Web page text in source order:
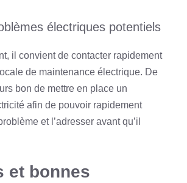
électriques potentiels
il convient de contacter rapidement
de maintenance électrique. De
bon de mettre en place un
afin de pouvoir rapidement
et l’adresser avant qu’il
et bonnes